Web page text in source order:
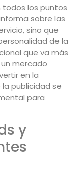
los puntos
sobre las
sino que
de la
que va más
mercado
en la
publicidad se
para
y